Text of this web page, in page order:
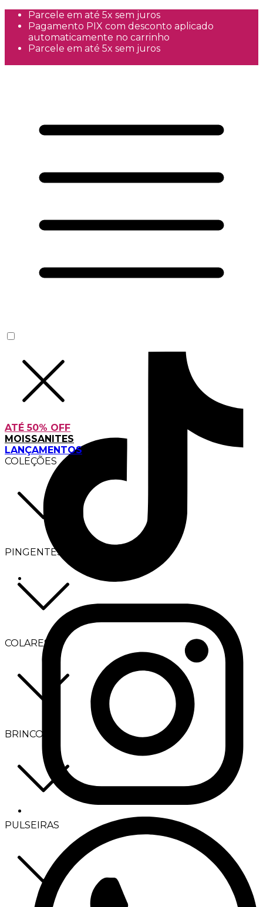
Parcele em até 5x sem juros
Pagamento PIX com desconto aplicado
automaticamente no carrinho
Parcele em até 5x sem juros
ATÉ 50% OFF
MOISSANITES
LANÇAMENTOS
COLEÇÕES
PINGENTES
COLARES
BRINCOS
PULSEIRAS